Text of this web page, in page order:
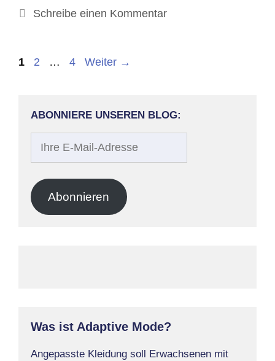
Schreibe einen Kommentar
Beitrags-
Seite
1 Seite
2 … Seite
4 Weiter →
ABONNIERE UNSEREN BLOG:
Adresse
Abonnieren
Was ist Adaptive Mode?
Angepasste Kleidung soll Erwachsenen mit